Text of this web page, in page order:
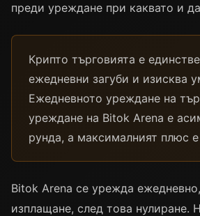
преди уреждане при каквато и
Крипто търговията е
ежедневни загуби и изисква
Ежедневното уреждане на
уреждане на Bitok Arena е
рунда, а максималният плюс
Bitok Arena се урежда
изплащане, след това нулиране.